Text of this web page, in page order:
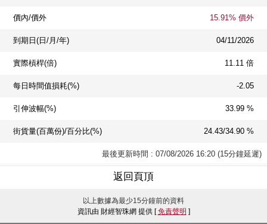
價內/價外 15.91% 價外
到期日(日/月/年) 04/11/2026
實際槓桿(倍) 11.11 倍
每日時間值損耗(%) -2.05
引伸波幅(%) 33.99 %
街貨量(百萬份)/百分比(%) 24.43/34.90 %
最後更新時間 : 07/08/2026 16:20 (15分鐘延遲)
返回頁頂
以上數據為最少15分鐘前的資料
資訊由 財經智珠網 提供 [免責聲明 ]